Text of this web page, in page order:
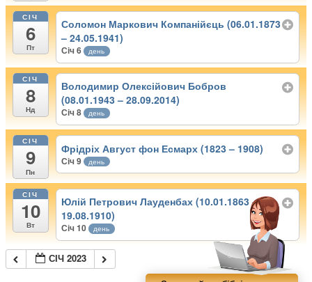
СІЧ
6
Пт
Соломон Маркович Компанійєць (06.01.1873
– 24.05.1941)
Січ 6 день
СІЧ
8
Нд
Володимир Олексійович Бобров
(08.01.1943 – 28.09.2014)
Січ 8 день
СІЧ
9
Пн
Фрідріх Август фон Есмарх (1823 – 1908)
Січ 9 день
СІЧ
10
Вт
Юлій Петрович Лауденбах (10.01.1863 –
19.08.1910)
Січ 10 день
СІЧ 2023